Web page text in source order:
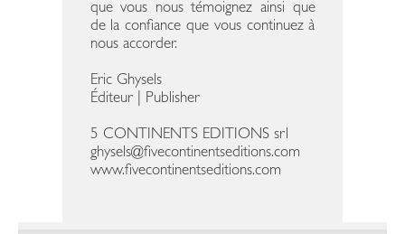
que vous nous témoignez ainsi que
de la confiance que vous continuez à
nous accorder.
Eric Ghysels
Éditeur | Publisher
5 CONTINENTS EDITIONS srl
ghysels@fivecontinentseditions.com
www.fivecontinentseditions.com